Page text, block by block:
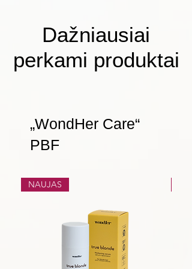
Dažniausiai
perkami produktai
„WondHer Care“
PBF
NAUJAS